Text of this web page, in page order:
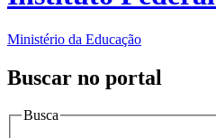
Ministério da Educação
Buscar no portal
Busca